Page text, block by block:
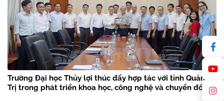
Trường Đại học Thủy lợi thúc đẩy hợp tác với tỉnh Quảng
Trị trong phát triển khoa học, công nghệ và chuyển đổi số